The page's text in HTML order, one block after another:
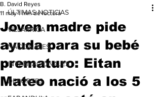
ÚLTIMAS NOTICIAS
VILLARRICA
NACIONALES
INTERNACIONALES
DEPORTES
Joven madre pide
ayuda para su bebé
prematuro: Eitan
Mateo nació a los 5
B. David Reyes
11 may 1 min de lectura